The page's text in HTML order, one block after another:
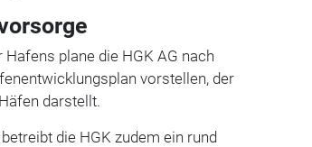
plane die HGK AG nach
vorstellen, der
darstellt.
die HGK zudem ein rund